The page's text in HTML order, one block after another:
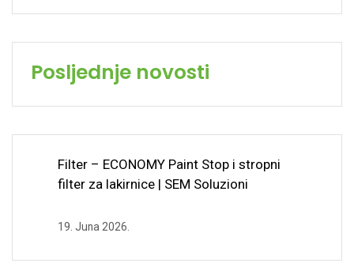
Posljednje novosti
Filter – ECONOMY Paint Stop i stropni
filter za lakirnice | SEM Soluzioni
19. Juna 2026.